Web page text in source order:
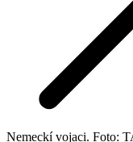
Nemeckí vojaci. Foto: